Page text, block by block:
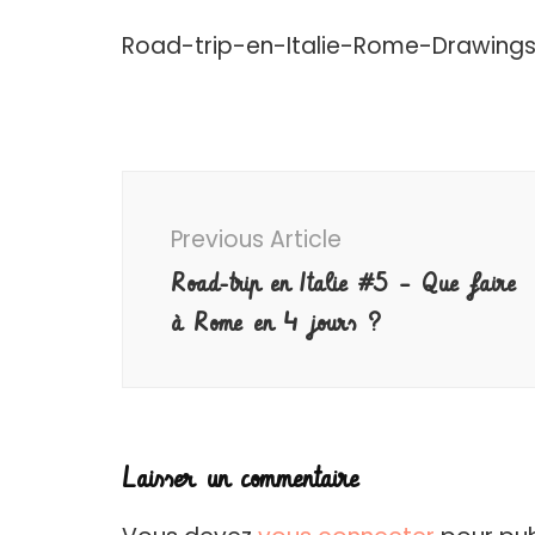
Road-trip-en-Italie-Rome-
Navigation
Previous Article
Road-trip en Italie #5 – Que faire
à Rome en 4 jours ?
Laisser un commentaire